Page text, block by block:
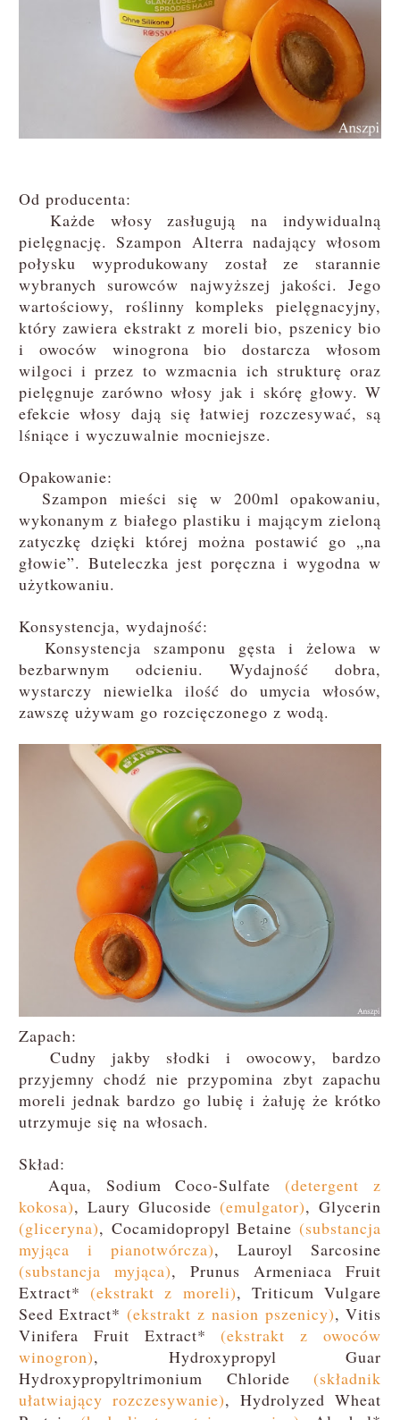
Od producenta:
Każde włosy zasługują na indywidualną
pielęgnację. Szampon Alterra nadający włosom
połysku wyprodukowany został ze starannie
wybranych surowców najwyższej jakości. Jego
wartościowy, roślinny kompleks pielęgnacyjny,
który zawiera ekstrakt z moreli bio, pszenicy bio
i owoców winogrona bio dostarcza włosom
wilgoci i przez to wzmacnia ich strukturę oraz
pielęgnuje zarówno włosy jak i skórę głowy. W
efekcie włosy dają się łatwiej rozczesywać, są
lśniące i wyczuwalnie mocniejsze.
Opakowanie:
Szampon mieści się w 200ml opakowaniu,
wykonanym z białego plastiku i mającym zieloną
zatyczkę dzięki której można postawić go „na
głowie”. Buteleczka jest poręczna i wygodna w
użytkowaniu.
Konsystencja, wydajność:
Konsystencja szamponu gęsta i żelowa w
bezbarwnym odcieniu. Wydajność dobra,
wystarczy niewielka ilość do umycia włosów,
zawszę używam go rozcięczonego z wodą.
Zapach:
Cudny jakby słodki i owocowy, bardzo
przyjemny chodź nie przypomina zbyt zapachu
moreli jednak bardzo go lubię i żałuję że krótko
utrzymuje się na włosach.
Skład:
Aqua, Sodium Coco-Sulfate (detergent z
kokosa), Laury Glucoside (emulgator), Glycerin
(gliceryna), Cocamidopropyl Betaine (substancja
myjąca i pianotwórcza), Lauroyl Sarcosine
(substancja myjąca), Prunus Armeniaca Fruit
Extract* (ekstrakt z moreli), Triticum Vulgare
Seed Extract* (ekstrakt z nasion pszenicy), Vitis
Vinifera Fruit Extract* (ekstrakt z owoców
winogron), Hydroxypropyl Guar
Hydroxypropyltrimonium Chloride (składnik
ułatwiający rozczesywanie), Hydrolyzed Wheat